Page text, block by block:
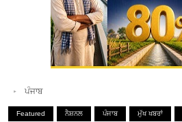
ਪੰਜਾਬ
Featured ਨੈਸ਼ਨਲ ਪੰਜਾਬ ਮੁੱਖ ਖਬਰਾਂ